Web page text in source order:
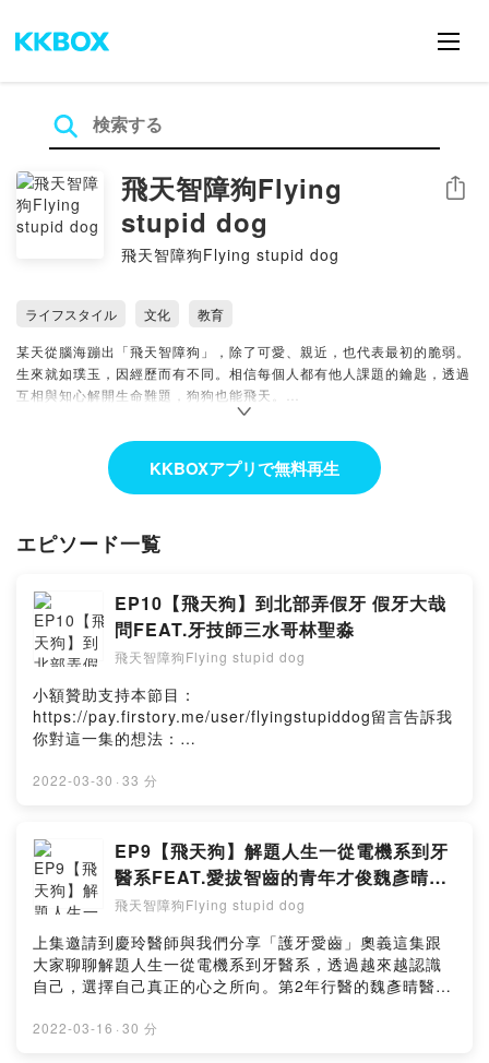
飛天智障狗Flying
stupid dog
飛天智障狗Flying stupid dog
シェア
ライフスタイル 文化
教育
某天從腦海蹦出「飛天智障狗」，除了可愛、親近，也代表最初的脆弱。
生來就如璞玉，因經歷而有不同。相信每個人都有他人課題的鑰匙，透過
互相與知心解開生命難題，狗狗也能飛天。
Powered by Firstory Hosting
KKBOXアプリで無料再生
エピソード一覧
EP10【飛天狗】到北部弄假牙 假牙大哉
問FEAT.牙技師三水哥林聖淼
飛天智障狗Flying stupid dog
小額贊助支持本節目：
https://pay.firstory.me/user/flyingstupiddog留言告訴我
你對這一集的想法：
hi2u/commentsPowered by Firstory Hosting
2022-03-30 · 33 分
EP9【飛天狗】解題人生一從電機系到牙
醫系FEAT.愛拔智齒的青年才俊魏彥晴醫
師
飛天智障狗Flying stupid dog
上集邀請到慶玲醫師與我們分享「護牙愛齒」奧義這集跟
大家聊聊解題人生一從電機系到牙醫系，透過越來越認識
自己，選擇自己真正的心之所向。第2年行醫的魏彥晴醫師
法。」不是很喜歡美術、愛念書的他，認真練習、秉持著
2022-03-16 · 30 分